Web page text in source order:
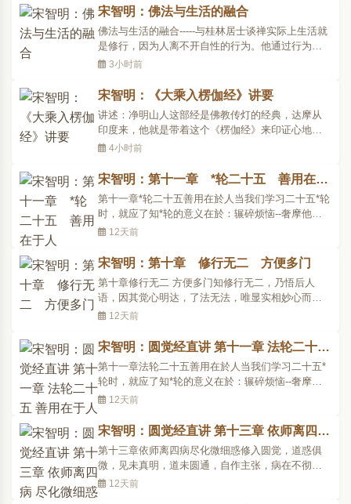
大开妙慧，彻证觉道。学习佛法要分许多方面，如
听闻正法，阅读经论，参礼善知识，生活启示，以
及如理作观等。那..
宋智明：佛法与生活的融合
佛法与生活的融合-----与桂林居士谈禅实际上生活就
是修行，因为人离不开自性的行为。他通过行为来
反观自我。但是修行的人，他依然是一个人，他为
的就是见地，和他的发心，依这两个作标准的。他
的见地是什么？他怎么看世界，怎么看自我，他的
人生目标在哪..
3小时前
宋智明：《大乘入楞伽经》讲要
讲述：净明山人这部经是佛教传灯的经典，达摩从
印度来，他就是带着这个《楞伽经》来印证心地
的。所以说是非常重要的一部经典。那么，他主要
到佛性的人就当下能够印证、明白，能够开智慧，
能够承当这个本性的真实之道。然后，绵密保护，
发扬光大，成就大道..
4小时前
宋智明：第十一章 *轮二十五 善用在于
人
第十一章*轮二十五善用在於人当我们学习二十五*轮
时，就应了知*轮的意义在於：辗碎烦恼--奢摩他体
真止、空观，能破见思烦恼，运转至真谛理体，成
观，能破尘沙烦恼，运转至俗谛理体，成就道种
智，而得解脱德；禅那离二边分别止、中道观，能
破无明烦恼，运..
12天前
宋智明：第十章 修行无二 方便多门
第十章修行无二 方便多门知修行无二，乃悟后人
语，因其觉心明达，了法无法，唯显实相妙心而
已。而於未明悟之众生，实因方便法门以引入，方
更能迅速，且利他亦具善巧，可谓不得不知也。--作
者提示我们前面所学的内容，是讲随顺觉性的修行
方法与修行境界，..
12天前
宋智明：圆觉经直讲 第十一章 法轮二十五
善用在于人
第十一章法轮二十五善用在於人当我们学习二十五*
轮时，就应了知*轮的意义在於：辗碎烦恼--奢摩他
体真止、空观，能破见思烦恼，运转至真谛理体，
假观，能破尘沙烦恼，运转至俗谛理体，成就道种
智，而得解脱德；禅那离二边分别止、中道观，能
破无明烦恼，运..
12天前
宋智明：圆觉经直讲 第十三章 依师离四病
尽化微细惑
第十三章依师离四病尽化微细惑修入圆觉，道惑俱
微，见未真明，道未圆通，自作主张，病在不彻，
故须再依手眼宗师，钳锤心行，击滞破惑，圆活自
12天前